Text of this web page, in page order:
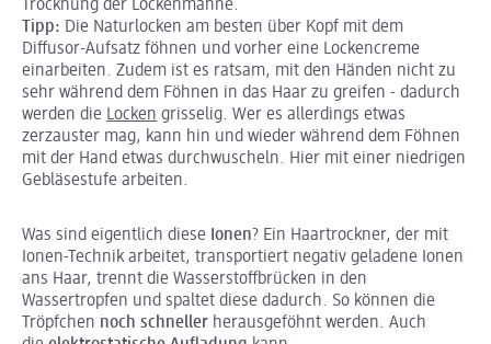
Trocknung der Lockenmähne.
Tipp: Die Naturlocken am besten über Kopf mit dem
Diffusor-Aufsatz föhnen und vorher eine Lockencreme
einarbeiten. Zudem ist es ratsam, mit den Händen nicht zu
sehr während dem Föhnen in das Haar zu greifen - dadurch
werden die Locken grisselig. Wer es allerdings etwas
zerzauster mag, kann hin und wieder während dem Föhnen
mit der Hand etwas durchwuscheln. Hier mit einer niedrigen
Gebläsestufe arbeiten.
Was sind eigentlich diese Ionen? Ein Haartrockner, der mit
Ionen-Technik arbeitet, transportiert negativ geladene Ionen
ans Haar, trennt die Wasserstoffbrücken in den
Wassertropfen und spaltet diese dadurch. So können die
Tröpfchen noch schneller herausgeföhnt werden. Auch